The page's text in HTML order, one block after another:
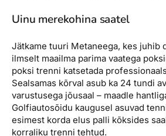
Uinu merekohina saatel
Jätkame tuuri Metaneega, kes juhib
ilmselt maailma parima vaatega
poksi trenni katsetada
Sealsamas kõrval asub ka 24 tundi
varustusega jõusaal – maadle
Golfiautosõidu kaugusel asuvad
esimest korda elus palli kõksides
korraliku trenni tehtud.